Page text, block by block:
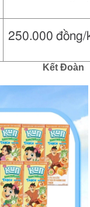
250.000 đồng/
Kết Đoàn